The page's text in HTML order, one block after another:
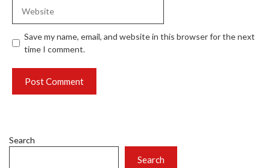
Save my name, email, and website in this browser for the next
time I comment.
Search
Search